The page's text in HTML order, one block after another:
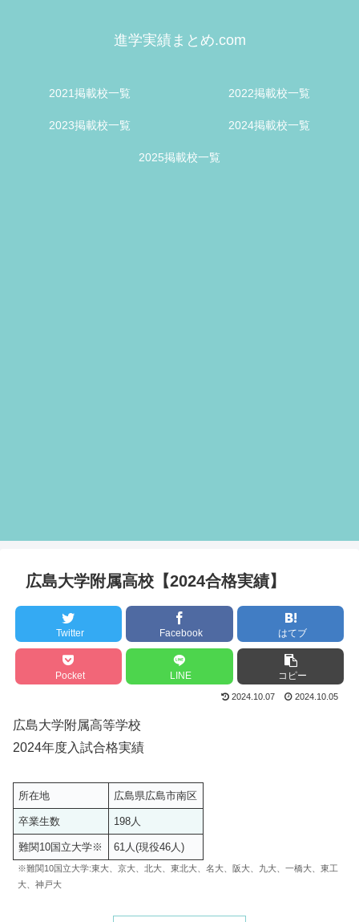
進学実績まとめ.com
2021掲載校一覧 2022掲載校一覧
2023掲載校一覧 2024掲載校一覧
2025掲載校一覧
広島大学附属高校【2024合格実績】
Twitter Facebook はてブ
Pocket LINE コピー
2024.10.07 2024.10.05
広島大学附属高等学校
2024年度入試合格実績
所在地 広島県広島市南区
卒業生数 198人
難関10国立大学※ 61人(現役46人)
※難関10国立大学:東大、京大、北大、東北大、名大、阪大、九大、一橋大、東工
大、神戸大